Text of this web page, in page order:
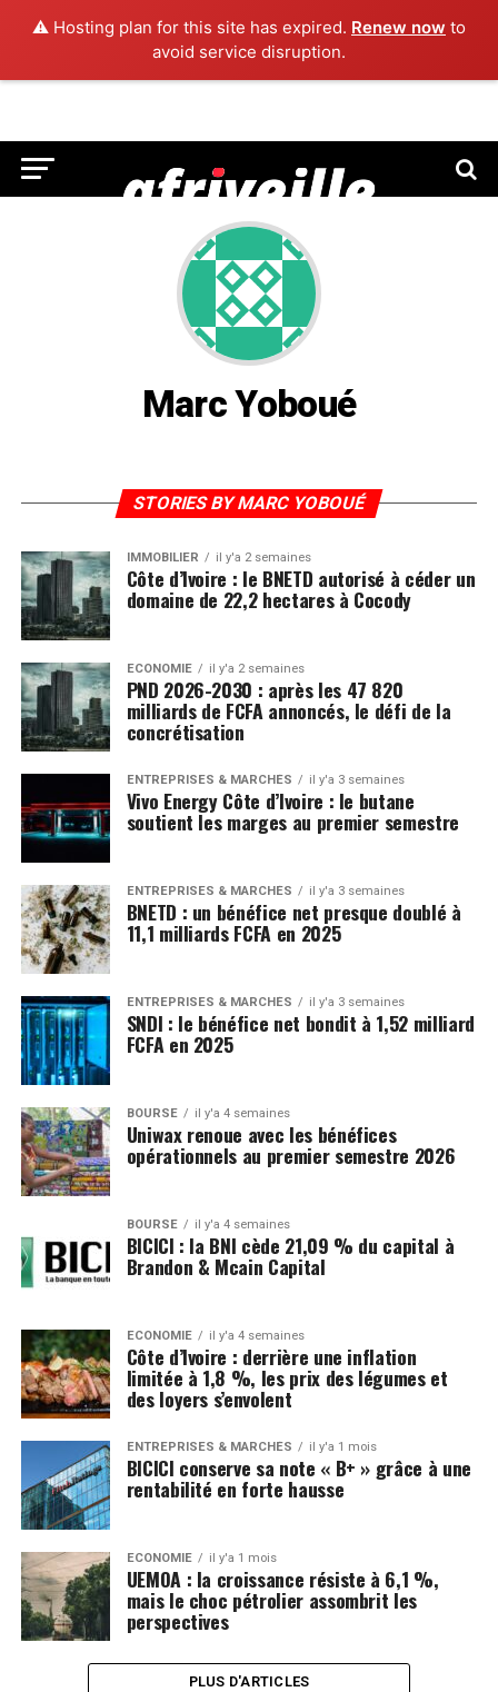
⚠️ Hosting plan for this site has expired. Renew now to
avoid service disruption.
Marc Yoboué
STORIES BY MARC YOBOUÉ
IMMOBILIER il y'a 2 semaines
Côte d’Ivoire : le BNETD autorisé à céder un
domaine de 22,2 hectares à Cocody
ECONOMIE il y'a 2 semaines
PND 2026-2030 : après les 47 820
milliards de FCFA annoncés, le défi de la
concrétisation
ENTREPRISES & MARCHÉS il y'a 3 semaines
Vivo Energy Côte d’Ivoire : le butane
soutient les marges au premier semestre
ENTREPRISES & MARCHÉS il y'a 3 semaines
BNETD : un bénéfice net presque doublé à
11,1 milliards FCFA en 2025
ENTREPRISES & MARCHÉS il y'a 3 semaines
SNDI : le bénéfice net bondit à 1,52 milliard
FCFA en 2025
BOURSE il y'a 4 semaines
Uniwax renoue avec les bénéfices
opérationnels au premier semestre 2026
BOURSE il y'a 4 semaines
BICICI : la BNI cède 21,09 % du capital à
Brandon & Mcain Capital
ECONOMIE il y'a 4 semaines
Côte d’Ivoire : derrière une inflation
limitée à 1,8 %, les prix des légumes et
des loyers s’envolent
ENTREPRISES & MARCHÉS il y'a 1 mois
BICICI conserve sa note « B+ » grâce à une
rentabilité en forte hausse
ECONOMIE il y'a 1 mois
UEMOA : la croissance résiste à 6,1 %,
mais le choc pétrolier assombrit les
perspectives
PLUS D'ARTICLES